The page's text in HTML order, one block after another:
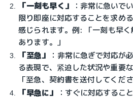
「一刻も早く」
：非常に急いで
限り即座に対応することを求め
感じられます。例: 「一刻も早
あります。」
「至急」
：非常に急ぎで対応が
る表現で、紧迫した状況や重要
「至急、契約書を送付してくださ
「早急に」
：すぐに対応するこ